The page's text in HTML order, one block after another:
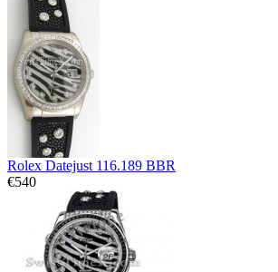
Rolex Datejust 116.189 BBR
€540